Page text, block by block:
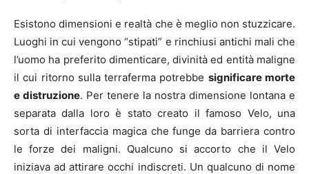
Esistono dimensioni e realtà che è meglio non stuzzicare.
Luoghi in cui vengono “stipati” e rinchiusi antichi mali che
l’uomo ha preferito dimenticare, divinità ed entità maligne
il cui ritorno sulla terraferma potrebbe significare morte
e distruzione. Per tenere la nostra dimensione lontana e
separata dalla loro è stato creato il famoso Velo, una
sorta di interfaccia magica che funge da barriera contro
le forze dei maligni. Qualcuno si accorto che il Velo
iniziava ad attirare occhi indiscreti. Un qualcuno di nome